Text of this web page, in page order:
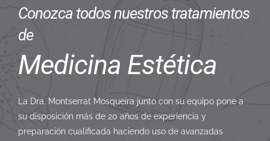
Conozca todos nuestros tratamientos
de
Medicina Estética
La Dra. Montserrat Mosqueira junto con su equipo pone a
su disposición más de 20 años de experiencia y
preparación cualificada haciendo uso de avanzadas